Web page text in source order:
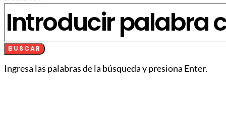
BUSCAR
Ingresa las palabras de la búsqueda y presiona Enter.